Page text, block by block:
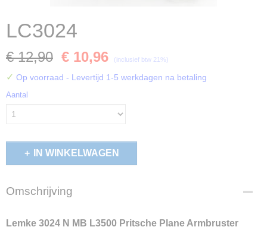
LC3024
€ 12,90 € 10,96 (inclusief btw 21%)
✓ Op voorraad - Levertijd 1-5 werkdagen na betaling
Aantal
IN WINKELWAGEN
Omschrijving
Lemke 3024 N MB L3500 Pritsche Plane Armbruster